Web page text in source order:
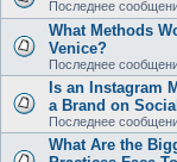
Последнее
What Methods
Venice?
Последнее
Is an Instagram
a Brand on
Последнее
What Are the